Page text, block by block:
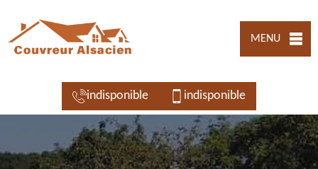
MENU
indisponible indisponible